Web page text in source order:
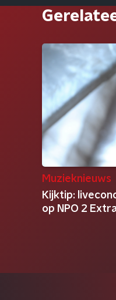
Muzieknieuws
Kijktip:
op NPO 2